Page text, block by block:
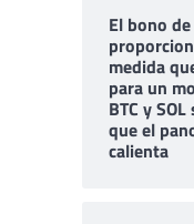
El bono
medida
para un
BTC y
que el
calienta